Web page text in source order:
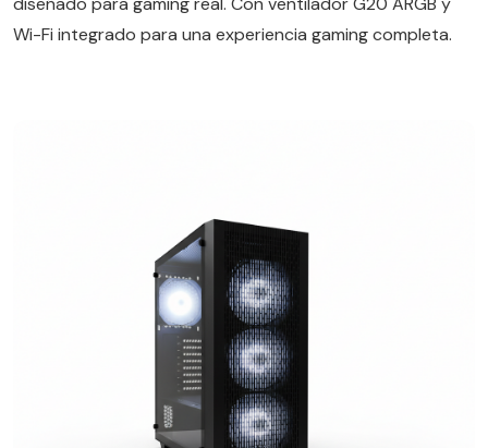
Wi-Fi integrado para una experiencia gaming completa.